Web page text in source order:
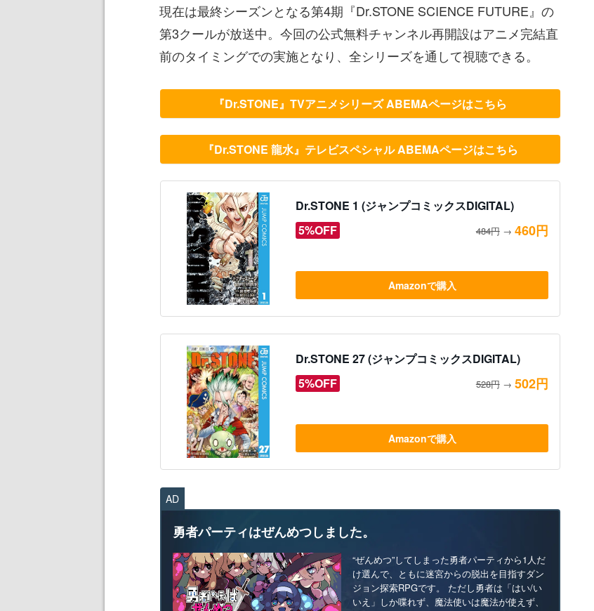
現在は最終シーズンとなる第4期『Dr.STONE SCIENCE FUTURE』の
第3クールが放送中。今回の公式無料チャンネル再開設はアニメ完結直
前のタイミングでの実施となり、全シリーズを通して視聴できる。
『Dr.STONE』TVアニメシリーズ ABEMAページはこちら
『Dr.STONE 龍水』テレビスペシャル ABEMAページはこちら
Dr.STONE 1 (ジャンプコミックスDIGITAL)
5%OFF
484円 → 460円
Amazonで購入
Dr.STONE 27 (ジャンプコミックスDIGITAL)
5%OFF
528円 → 502円
Amazonで購入
AD
勇者パーティはぜんめつしました。
“ぜんめつ”してしまった勇者パーティから1人だ
け選んで、ともに迷宮からの脱出を目指すダン
ジョン探索RPGです。 ただし勇者は「はい/い
いえ」しか喋れず、魔法使いは魔法が使えず、